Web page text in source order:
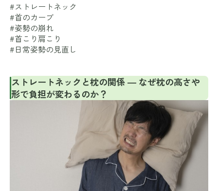
#ストレートネック
#首のカーブ
#姿勢の崩れ
#首こり肩こり
#日常姿勢の見直し
ストレートネックと枕の関係 ― なぜ枕の高さや
形で負担が変わるのか？